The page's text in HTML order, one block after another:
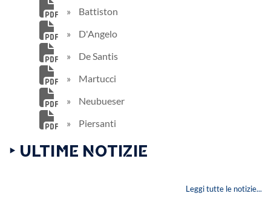
»
Battiston
»
D'Angelo
»
De Santis
»
Martucci
»
Neubueser
»
Piersanti
‣ ULTIME NOTIZIE
Leggi tutte le notizie...